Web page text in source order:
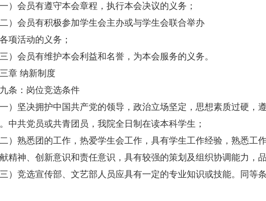
会员有遵守本会章程，执行本会决议的义务；
会员有积极参加学生会主办或与学生会联合举办
活动的义务；
会员有维护本会利益和名誉，为本会服务的义务。
纳新制度
：岗位竞选条件
坚决拥护中国共产党的领导，政治立场坚定，思想素质过硬，
中共党员或共青团员，我院全日制在读本科学生；
熟悉团的工作，热爱学生会工作，具有学生工作经验，熟悉工
精神、创新意识和责任意识，具有较强的策划及组织协调能力，
竞选宣传部、文艺部人员应具有一定的专业知识或技能。同等